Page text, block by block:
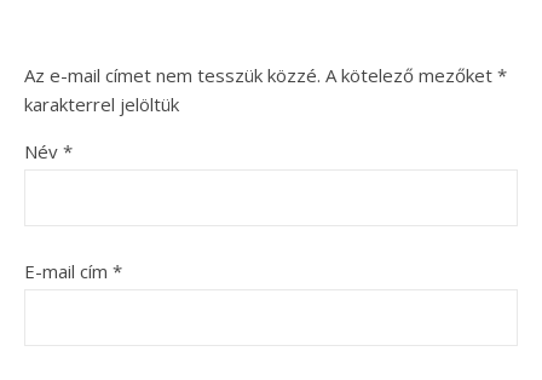
Az e-mail címet nem tesszük közzé. A kötelező mezőket *
karakterrel jelöltük
Név *
E-mail cím *